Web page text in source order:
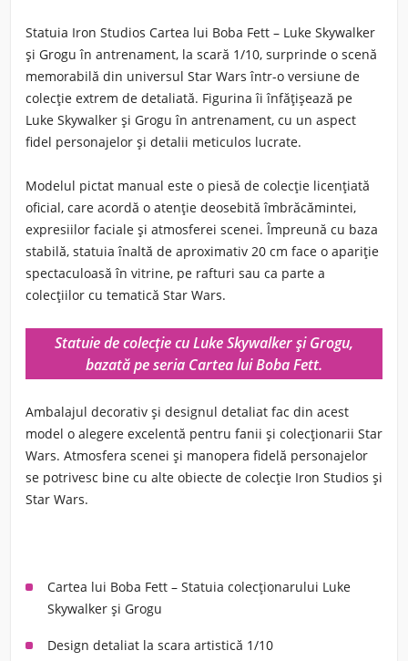
Statuia Iron Studios Cartea lui Boba Fett – Luke Skywalker
și Grogu în antrenament, la scară 1/10, surprinde o scenă
memorabilă din universul Star Wars într-o versiune de
colecție extrem de detaliată. Figurina îi înfățișează pe
Luke Skywalker și Grogu în antrenament, cu un aspect
fidel personajelor și detalii meticulos lucrate.
Modelul pictat manual este o piesă de colecție licențiată
oficial, care acordă o atenție deosebită îmbrăcămintei,
expresiilor faciale și atmosferei scenei. Împreună cu baza
stabilă, statuia înaltă de aproximativ 20 cm face o apariție
spectaculoasă în vitrine, pe rafturi sau ca parte a
colecțiilor cu tematică Star Wars.
Statuie de colecție cu Luke Skywalker și Grogu,
bazată pe seria Cartea lui Boba Fett.
Ambalajul decorativ și designul detaliat fac din acest
model o alegere excelentă pentru fanii și colecționarii Star
Wars. Atmosfera scenei și manopera fidelă personajelor
se potrivesc bine cu alte obiecte de colecție Iron Studios și
Star Wars.
Cartea lui Boba Fett – Statuia colecționarului Luke
Skywalker și Grogu
Design detaliat la scara artistică 1/10